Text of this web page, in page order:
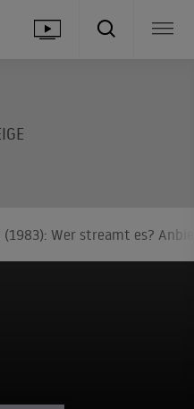
(1983): Wer streamt es?